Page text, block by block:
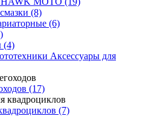
(8)
(6)
(4)
Аксессуары для
(17)
(7)